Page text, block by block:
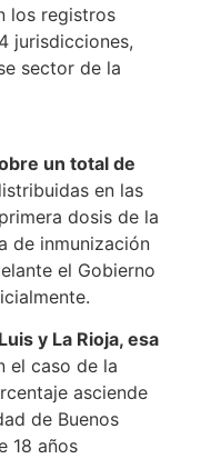
los registros
jurisdicciones,
sector de la
un total de
en las
dosis de la
de inmunización
el Gobierno
y La Rioja, esa
el caso de la
asciende
de Buenos
18 años